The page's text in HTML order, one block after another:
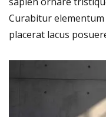
Curabitur
placerat lacus